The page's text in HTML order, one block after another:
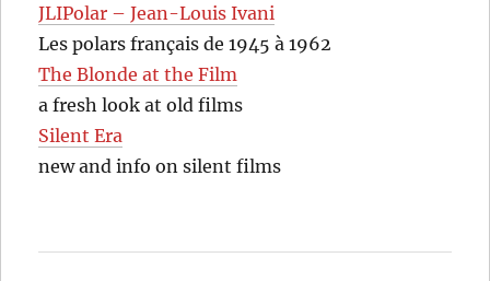
JLIPolar – Jean-Louis Ivani
Les polars français de 1945 à 1962
The Blonde at the Film
a fresh look at old films
Silent Era
new and info on silent films